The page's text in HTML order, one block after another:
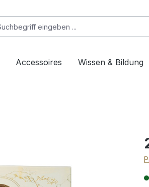
Accessoires Wissen & Bildung